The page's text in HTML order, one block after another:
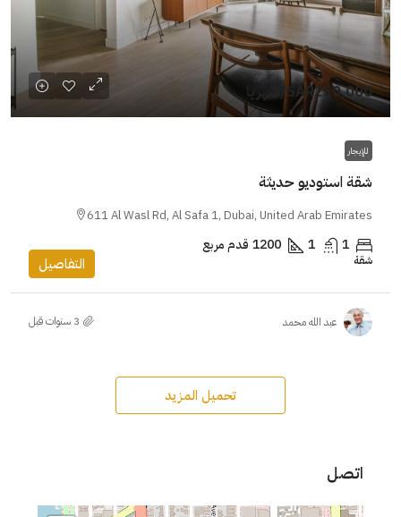
SAR250,000 /شهريا
للإيجار
شقة استوديو حديثة
611 Al Wasl Rd, Al Safa 1, Dubai, United Arab Emirates
1
1
1200قدم مربع
شقة التفاصيل
عبد الله محمد
تحميل المزيد
اتصل